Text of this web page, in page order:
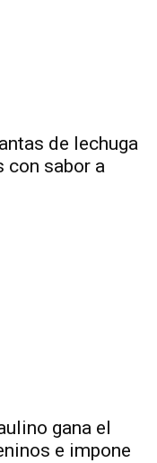
de lechuga
con sabor a
gana el
e impone